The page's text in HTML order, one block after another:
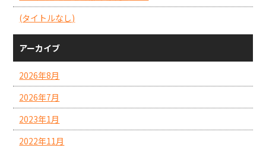
(タイトルなし)
アーカイブ
2026年8月
2026年7月
2023年1月
2022年11月